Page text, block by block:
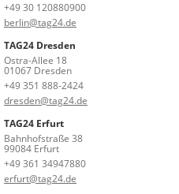
+49 30 120880900
berlin@tag24.de
TAG24 Dresden
Ostra-Allee 18
01067 Dresden
+49 351 888-2424
dresden@tag24.de
TAG24 Erfurt
Bahnhofstraße 38
99084 Erfurt
+49 361 34947880
erfurt@tag24.de